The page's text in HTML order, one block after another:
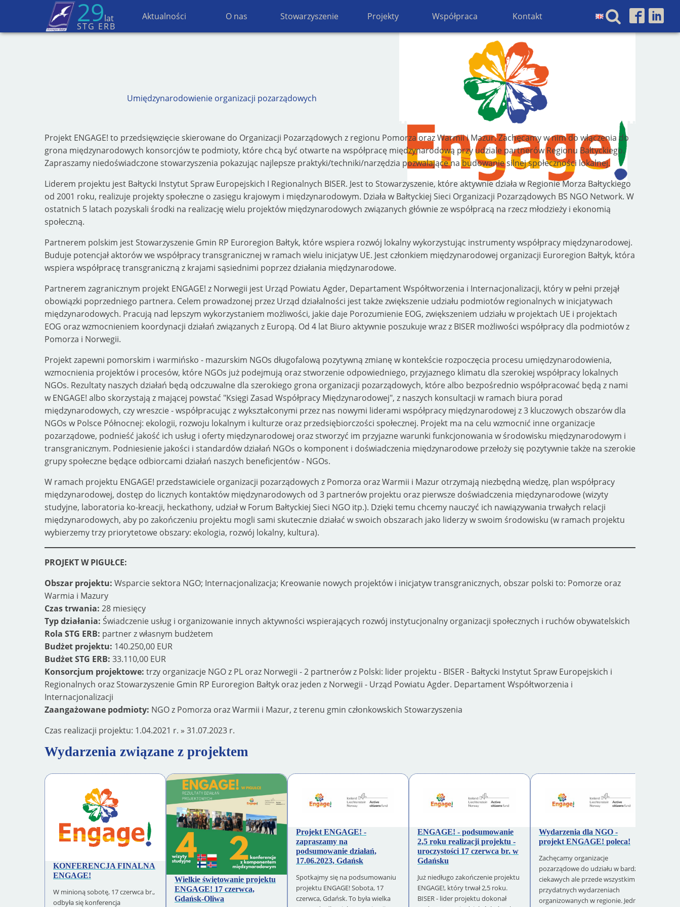
29lat
STG ERB
Aktualności O nas Stowarzyszenie Projekty Współpraca Kontakt
Umiędzynarodowienie organizacji pozarządowych
Projekt ENGAGE! to przedsięwzięcie skierowane do Organizacji Pozarządowych z regionu Pomorza oraz Warmii i Mazur. Zachęcamy w nim do włączenia do
grona międzynarodowych konsorcjów te podmioty, które chcą być otwarte na współpracę międzynarodową przy udziale partnerów Regionu Bałtyckiego.
Zapraszamy niedoświadczone stowarzyszenia pokazując najlepsze praktyki/techniki/narzędzia pozwalające na budowanie silnej społeczności lokalnej.
Liderem projektu jest Bałtycki Instytut Spraw Europejskich I Regionalnych BISER. Jest to Stowarzyszenie, które aktywnie działa w Regionie Morza Bałtyckiego
od 2001 roku, realizuje projekty społeczne o zasięgu krajowym i międzynarodowym. Działa w Bałtyckiej Sieci Organizacji Pozarządowych BS NGO Network. W
ostatnich 5 latach pozyskali środki na realizację wielu projektów międzynarodowych związanych głównie ze współpracą na rzecz młodzieży i ekonomią
społeczną.
Partnerem polskim jest Stowarzyszenie Gmin RP Euroregion Bałtyk, które wspiera rozwój lokalny wykorzystując instrumenty współpracy międzynarodowej.
Buduje potencjał aktorów we współpracy transgranicznej w ramach wielu inicjatyw UE. Jest członkiem międzynarodowej organizacji Euroregion Bałtyk, która
wspiera współpracę transgraniczną z krajami sąsiednimi poprzez działania międzynarodowe.
Partnerem zagranicznym projekt ENGAGE! z Norwegii jest Urząd Powiatu Agder, Departament Współtworzenia i Internacjonalizacji, który w pełni przejął
obowiązki poprzedniego partnera. Celem prowadzonej przez Urząd działalności jest także zwiększenie udziału podmiotów regionalnych w inicjatywach
międzynarodowych. Pracują nad lepszym wykorzystaniem możliwości, jakie daje Porozumienie EOG, zwiększeniem udziału w projektach UE i projektach
EOG oraz wzmocnieniem koordynacji działań związanych z Europą. Od 4 lat Biuro aktywnie poszukuje wraz z BISER możliwości współpracy dla podmiotów z
Pomorza i Norwegii.
Projekt zapewni pomorskim i warmińsko - mazurskim NGOs długofalową pozytywną zmianę w kontekście rozpoczęcia procesu umiędzynarodowienia,
wzmocnienia projektów i procesów, które NGOs już podejmują oraz stworzenie odpowiedniego, przyjaznego klimatu dla szerokiej współpracy lokalnych
NGOs. Rezultaty naszych działań będą odczuwalne dla szerokiego grona organizacji pozarządowych, które albo bezpośrednio współpracować będą z nami
w ENGAGE! albo skorzystają z mającej powstać "Księgi Zasad Współpracy Międzynarodowej", z naszych konsultacji w ramach biura porad
międzynarodowych, czy wreszcie - współpracując z wykształconymi przez nas nowymi liderami współpracy międzynarodowej z 3 kluczowych obszarów dla
NGOs w Polsce Północnej: ekologii, rozwoju lokalnym i kulturze oraz przedsiębiorczości społecznej. Projekt ma na celu wzmocnić inne organizacje
pozarządowe, podnieść jakość ich usług i oferty międzynarodowej oraz stworzyć im przyjazne warunki funkcjonowania w środowisku międzynarodowym i
transgranicznym. Podniesienie jakości i standardów działań NGOs o komponent i doświadczenia międzynarodowe przełoży się pozytywnie także na szerokie
grupy społeczne będące odbiorcami działań naszych beneficjentów - NGOs.
W ramach projektu ENGAGE! przedstawiciele organizacji pozarządowych z Pomorza oraz Warmii i Mazur otrzymają niezbędną wiedzę, plan współpracy
międzynarodowej, dostęp do licznych kontaktów międzynarodowych od 3 partnerów projektu oraz pierwsze doświadczenia międzynarodowe (wizyty
studyjne, laboratoria ko-kreacji, heckathony, udział w Forum Bałtyckiej Sieci NGO itp.). Dzięki temu chcemy nauczyć ich nawiązywania trwałych relacji
międzynarodowych, aby po zakończeniu projektu mogli sami skutecznie działać w swoich obszarach jako liderzy w swoim środowisku (w ramach projektu
wybierzemy trzy priorytetowe obszary: ekologia, rozwój lokalny, kultura).
PROJEKT W PIGUŁCE:
Obszar projektu: Wsparcie sektora NGO; Internacjonalizacja; Kreowanie nowych projektów i inicjatyw transgranicznych, obszar polski to: Pomorze oraz
Warmia i Mazury
Czas trwania: 28 miesięcy
Typ działania: Świadczenie usług i organizowanie innych aktywności wspierających rozwój instytucjonalny organizacji społecznych i ruchów obywatelskich
Rola STG ERB: partner z własnym budżetem
Budżet projektu: 140.250,00 EUR
Budżet STG ERB: 33.110,00 EUR
Konsorcjum projektowe: trzy organizacje NGO z PL oraz Norwegii - 2 partnerów z Polski: lider projektu - BISER - Bałtycki Instytut Spraw Europejskich i
Regionalnych oraz Stowarzyszenie Gmin RP Euroregion Bałtyk oraz jeden z Norwegii - Urząd Powiatu Agder. Departament Współtworzenia i
Internacjonalizacji
Zaangażowane podmioty: NGO z Pomorza oraz Warmii i Mazur, z terenu gmin członkowskich Stowarzyszenia
Czas realizacji projektu: 1.04.2021 r. » 31.07.2023 r.
Wydarzenia związane z projektem
KONFERENCJA FINALNA
ENGAGE!
W minioną sobotę, 17 czerwca br.,
odbyła się konferencja
Wielkie świętowanie projektu
ENGAGE! 17 czerwca,
Gdańsk-Oliwa
Projekt ENGAGE! -
zapraszamy na
podsumowanie działań,
17.06.2023, Gdańsk
Spotkajmy się na podsumowaniu
projektu ENGAGE! Sobota, 17
czerwca, Gdańsk. To była wielka
ENGAGE! - podsumowanie
2,5 roku realizacji projektu -
uroczystości 17 czerwca br. w
Gdańsku
Już niedługo zakończenie projektu
ENGAGE!, który trwał 2,5 roku.
BISER - lider projektu dokonał
Wydarzenia dla NGO -
projekt ENGAGE! poleca!
Zachęcamy organizacje
pozarządowe do udziału w bardzo
ciekawych ale przede wszystkim
przydatnych wydarzeniach
organizowanych w regionie. Jedno